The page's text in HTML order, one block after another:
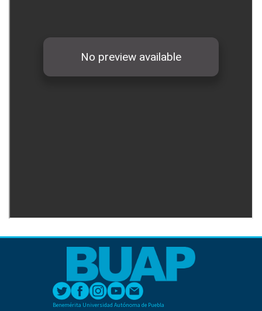
Benemérita Universidad Autónoma de Puebla